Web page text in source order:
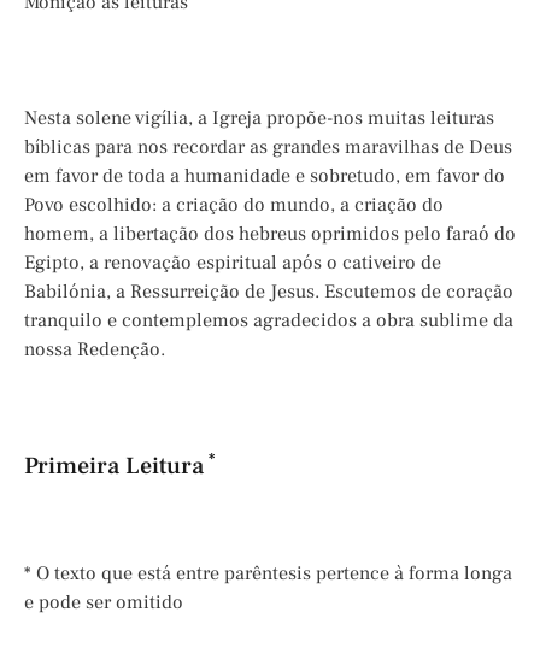
Nesta solene vigília, a Igreja propõe-nos muitas leituras
bíblicas para nos recordar as grandes maravilhas de Deus
em favor de toda a humanidade e sobretudo, em favor do
Povo escolhido: a criação do mundo, a criação do
homem, a libertação dos hebreus oprimidos pelo faraó do
Egipto, a renovação espiritual após o cativeiro de
Babilónia, a Ressurreição de Jesus. Escutemos de coração
tranquilo e contemplemos agradecidos a obra sublime da
nossa Redenção.
Primeira Leitura *
* O texto que está entre parêntesis pertence à forma longa
e pode ser omitido